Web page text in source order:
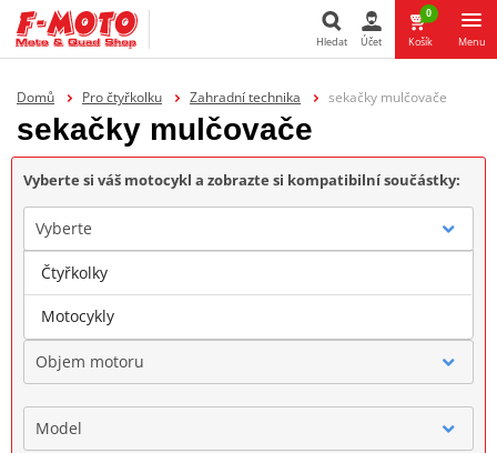
Hledat
Hledat Účet
0
Košík Menu
Domů Pro čtyřkolku Zahradní technika sekačky mulčovače
sekačky mulčovače
Vyberte si váš motocykl a zobrazte si kompatibilní součástky:
Vyberte
Značka
Objem motoru
Model
Čtyřkolky
Motocykly